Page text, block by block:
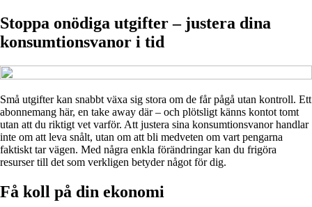
Stoppa onödiga utgifter – justera dina
konsumtionsvanor i tid
Små utgifter kan snabbt växa sig stora om de får pågå utan kontroll. Ett
abonnemang här, en take away där – och plötsligt känns kontot tomt
utan att du riktigt vet varför. Att justera sina konsumtionsvanor handlar
inte om att leva snålt, utan om att bli medveten om vart pengarna
faktiskt tar vägen. Med några enkla förändringar kan du frigöra
resurser till det som verkligen betyder något för dig.
Få koll på din ekonomi